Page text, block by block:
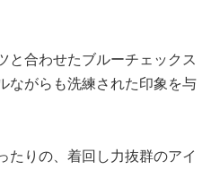
と合わせたブルーチェックス
ながらも洗練された印象を与
たりの、着回し力抜群のアイ